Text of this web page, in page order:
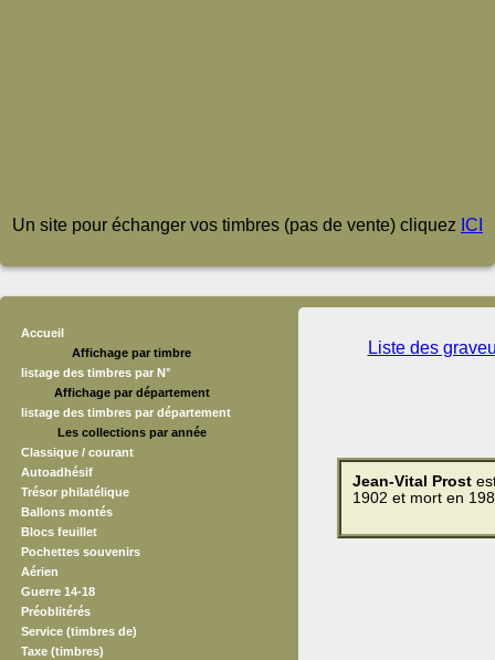
Un site pour échanger vos timbres (pas de vente) cliquez ICI
Accueil
Affichage par timbre
listage des timbres par N°
Affichage par département
listage des timbres par département
Les collections par année
Classique / courant
Autoadhésif
Trésor philatélique
Ballons montés
Blocs feuillet
Pochettes souvenirs
Aérien
Guerre 14-18
Préoblitérés
Service (timbres de)
Taxe (timbres)
Liste des
Jean-Vital Prost
1902 et mort en